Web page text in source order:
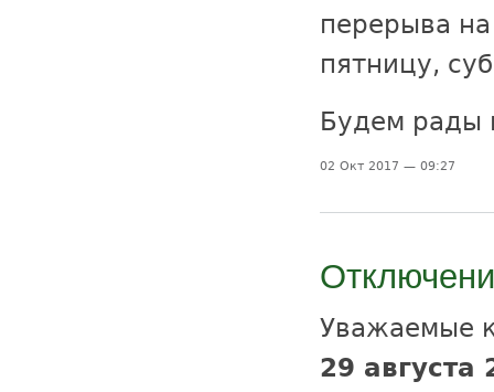
перерыва
пятницу,
Будем рады
02 Окт 2017 — 09:27
Уважаемые
29 августа